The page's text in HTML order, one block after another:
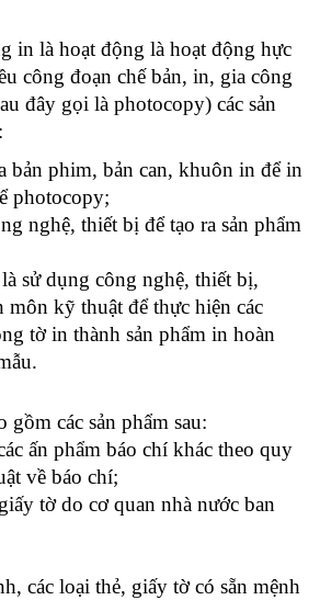
là hoạt động là hoạt động hực
công đoạn chế bản, in, gia công
đây gọi là photocopy) các sản
bản phim, bản can, khuôn in để in
photocopy;
nghệ, thiết bị để tạo ra sản phẩm
sử dụng công nghệ, thiết bị,
môn kỹ thuật để thực hiện các
tờ in thành sản phẩm in hoàn
gồm các sản phẩm sau:
ấn phẩm báo chí khác theo quy
về báo chí;
tờ do cơ quan nhà nước ban
các loại thẻ, giấy tờ có sẵn mệnh